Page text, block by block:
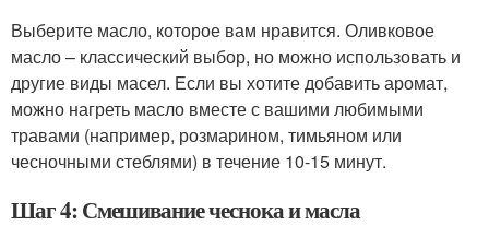
Выберите масло, которое вам нравится. Оливковое
масло – классический выбор, но можно использовать и
другие виды масел. Если вы хотите добавить аромат,
можно нагреть масло вместе с вашими любимыми
травами (например, розмарином, тимьяном или
чесночными стеблями) в течение 10-15 минут.
Шаг 4: Смешивание чеснока и масла